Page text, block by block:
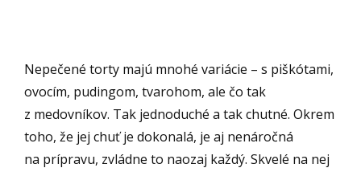
Nepečené torty majú mnohé variácie – s piškótami,
ovocím, pudingom, tvarohom, ale čo tak
z medovníkov. Tak jednoduché a tak chutné. Okrem
toho, že jej chuť je dokonalá, je aj nenáročná
na prípravu, zvládne to naozaj každý. Skvelé na nej